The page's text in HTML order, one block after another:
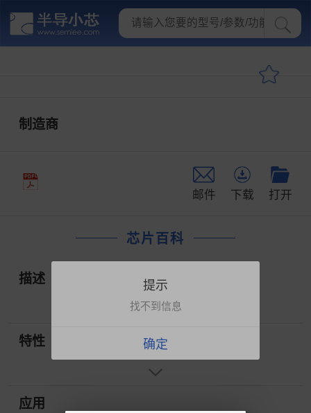
制造商
邮件 下载 打开
芯片百科
描述
特性
应用
提示
找不到信息
确定